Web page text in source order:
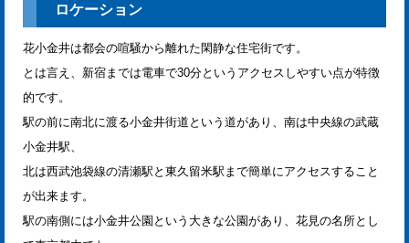
ロケーション
花小金井は都会の喧騒から離れた閑静な住宅街です。
とは言え、新宿までは電車で30分というアクセスしやすい点が特徴
的です。
駅の前に南北に渡る小金井街道という道があり、南は中央線の武蔵
小金井駅、
北は西武池袋線の清瀬駅と東久留米駅まで簡単にアクセスすること
が出来ます。
駅の南側には小金井公園という大きな公園があり、花見の名所とし